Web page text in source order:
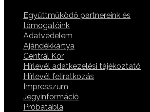
Együttműködő partnereink és
támogatóink
Adatvédelem
Ajándékkártya
Centrál Kör
Hírlevél adatkezelési tájékoztató
Hírlevél feliratkozás
Impresszum
Jegyinformáció
Próbatábla